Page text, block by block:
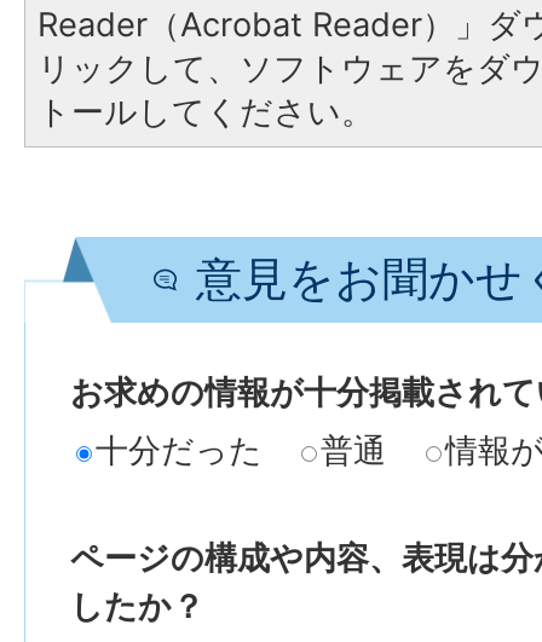
Reader（Acrobat Reader）」ダ
リックして、ソフトウェアをダ
トールしてください。
意見をお聞かせ
お求めの情報が十分掲載され
十分だった
普通 情報
ページの構成や内容、表現は
したか？